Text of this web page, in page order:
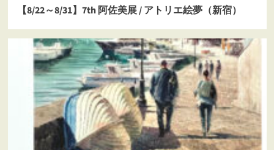
【8/22～8/31】7th 阿佐美展 / アトリエ絵夢（新宿）